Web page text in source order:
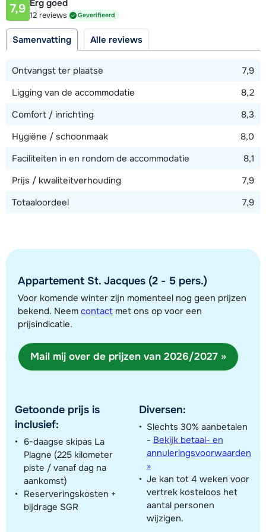
Afstand tot piste
120 meter
Toon alle accommodaties in dit gebied
exacte locatie kan enigszins afwijken.
7,9 Erg goed
12 reviews Geverifieerd
Samenvatting Alle reviews
Ontvangst ter plaatse
7,9
Ligging van de accommodatie
8,2
Comfort / inrichting
8,3
Hygiëne / schoonmaak
8,0
Faciliteiten in en rondom de accommodatie
8,1
Prijs / kwaliteitverhouding
7,9
Totaaloordeel
7,9
Appartement St. Jacques (2 - 5 pers.)
Voor komende winter zijn momenteel nog geen prijzen
bekend. Neem contact met ons op voor een
prijsindicatie.
Mail mij over de prijzen van 2026/2027 »
Getoonde prijs is
inclusief:
6-daagse skipas La
Plagne (225 kilometer
piste / vanaf dag na
aankomst)
Reserveringskosten +
bijdrage SGR
Diversen:
Slechts 30% aanbetalen
- Bekijk betaal- en
annuleringsvoorwaarden
»
Je kan tot 4 weken voor
vertrek kosteloos het
aantal personen
wijzigen.